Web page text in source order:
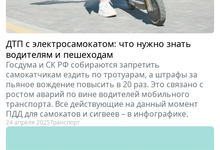
ДТП с электросамокатом: что нужно знать
водителям и пешеходам
Госдума и СК РФ собираются запретить
самокатчикам ездить по тротуарам, а штрафы за
пьяное вождение повысить в 20 раз. Это связано с
ростом аварий по вине водителей мобильного
транспорта. Все действующие на данный момент
ПДД для самокатов и сигвеев – в инфографике.
24 апреля 2025Транспорт